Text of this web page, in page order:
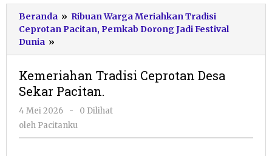
Beranda » Ribuan Warga Meriahkan Tradisi
Ceprotan Pacitan, Pemkab Dorong Jadi Festival
Dunia »
Tradisi
Desa
Sekar
Pacitan.
Kemeriahan Tradisi Ceprotan Desa
Sekar Pacitan.
4 Mei 2026
oleh
Pacitanku
-
0 Dilihat
oleh Pacitanku